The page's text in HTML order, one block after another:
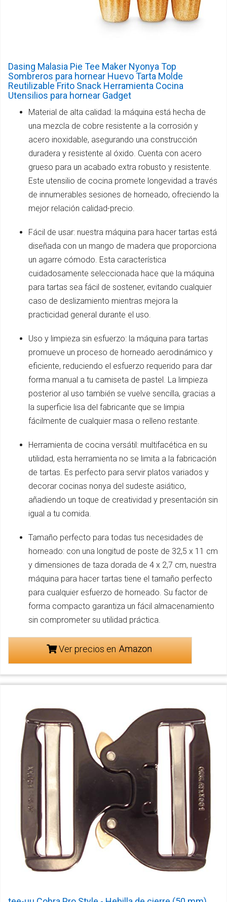
Dasing Malasia Pie Tee Maker Nyonya Top
Sombreros para hornear Huevo Tarta Molde
Reutilizable Frito Snack Herramienta Cocina
Utensilios para hornear Gadget
Material de alta calidad: la máquina está hecha de
una mezcla de cobre resistente a la corrosión y
acero inoxidable, asegurando una construcción
duradera y resistente al óxido. Cuenta con acero
grueso para un acabado extra robusto y resistente.
Este utensilio de cocina promete longevidad a través
de innumerables sesiones de horneado, ofreciendo la
mejor relación calidad-precio.
Fácil de usar: nuestra máquina para hacer tartas está
diseñada con un mango de madera que proporciona
un agarre cómodo. Esta característica
cuidadosamente seleccionada hace que la máquina
para tartas sea fácil de sostener, evitando cualquier
caso de deslizamiento mientras mejora la
practicidad general durante el uso.
Uso y limpieza sin esfuerzo: la máquina para tartas
promueve un proceso de horneado aerodinámico y
eficiente, reduciendo el esfuerzo requerido para dar
forma manual a tu camiseta de pastel. La limpieza
posterior al uso también se vuelve sencilla, gracias a
la superficie lisa del fabricante que se limpia
fácilmente de cualquier masa o relleno restante.
Herramienta de cocina versátil: multifacética en su
utilidad, esta herramienta no se limita a la fabricación
de tartas. Es perfecto para servir platos variados y
decorar cocinas nonya del sudeste asiático,
añadiendo un toque de creatividad y presentación sin
igual a tu comida.
Tamaño perfecto para todas tus necesidades de
horneado: con una longitud de poste de 32,5 x 11 cm
y dimensiones de taza dorada de 4 x 2,7 cm, nuestra
máquina para hacer tartas tiene el tamaño perfecto
para cualquier esfuerzo de horneado. Su factor de
forma compacto garantiza un fácil almacenamiento
sin comprometer su utilidad práctica.
Ver precios en